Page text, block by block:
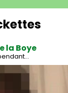
la Boye